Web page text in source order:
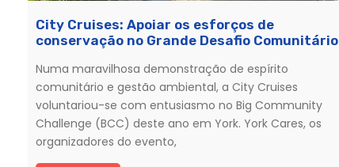
City Cruises: Apoiar os esforços de
conservação no Grande Desafio Comunitário
Numa maravilhosa demonstração de espírito
comunitário e gestão ambiental, a City Cruises
voluntariou-se com entusiasmo no Big Community
Challenge (BCC) deste ano em York. York Cares, os
organizadores do evento,